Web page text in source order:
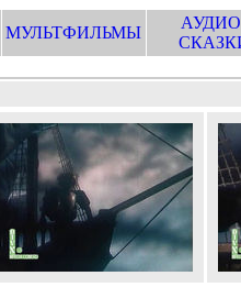
МУЛЬТФИЛЬМЫ